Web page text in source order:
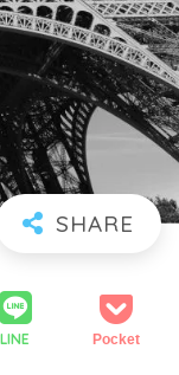
LINE Pocket